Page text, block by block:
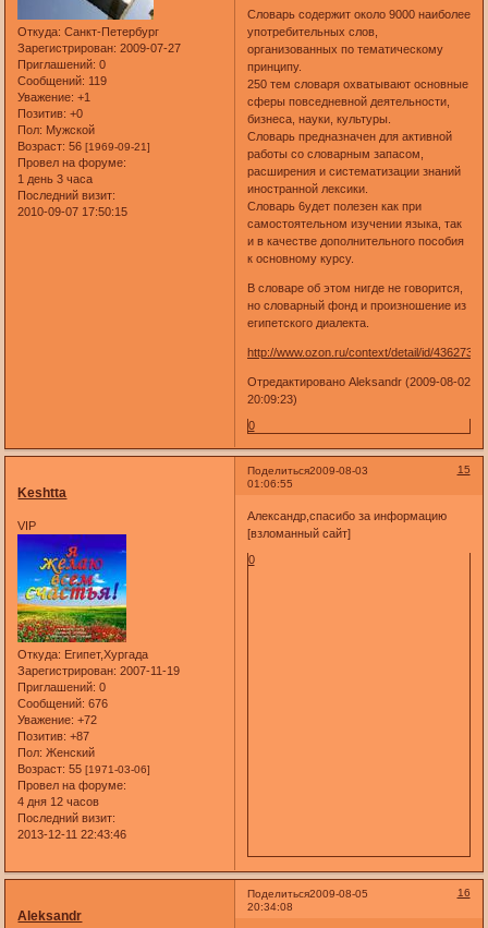
Откуда: Санкт-Петербург
Зарегистрирован: 2009-07-27
Приглашений: 0
Сообщений: 119
Уважение: +1
Позитив: +0
Пол: Мужской
Возраст: 56[1969-09-21]
Провел на форуме:
1 день 3 часа
Последний визит:
2010-09-07 17:50:15
Словарь содержит около 9000 наиболее
употребительных слов,
организованных по тематическому
принципу.
250 тем словаря охватывают основные
сферы повседневной деятельности,
бизнеса, науки, культуры.
Словарь предназначен для активной
работы со словарным запасом,
расширения и систематизации знаний
иностранной лексики.
Словарь 6yдет полезен как при
самостоятельном изучении языка, так
и в качестве дополнительного пособия
к основному курсу.
В словаре об этом нигде не говорится,
но словарный фонд и произношение из
египетского диалекта.
http://www.ozon.ru/context/detail/id/4362737/
Отредактировано Aleksandr (2009-08-02
20:09:23)
0
Поделиться 15
2009-08-03
01:06:55
Keshtta
VIP
Откуда: Египет,Хургада
Зарегистрирован: 2007-11-19
Приглашений: 0
Сообщений: 676
Уважение: +72
Позитив: +87
Пол: Женский
Возраст: 55[1971-03-06]
Провел на форуме:
4 дня 12 часов
Последний визит:
2013-12-11 22:43:46
Александр,спасибо за информацию
[взломанный сайт]
0
Поделиться 16
2009-08-05
20:34:08
Aleksandr